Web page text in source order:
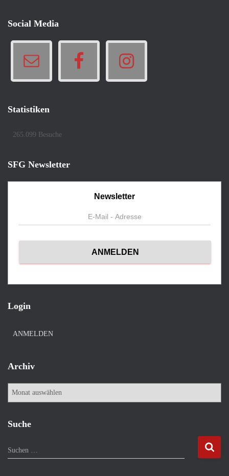
Social Media
Statistiken
265.099 Besuche
SFG Newsletter
Newsletter
Login
ANMELDEN
Archiv
A
h
Suche
S
u
Suchen …